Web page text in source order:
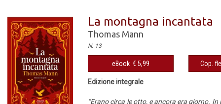
La montagna incantata
Thomas Mann
N. 13
eBook € 5,99 Cop.
Edizione integrale
“Erano circa le otto, e ancora era giorno.